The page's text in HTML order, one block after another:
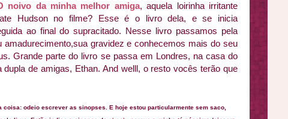
noivo da minha melhor amiga, aquela loirinha irritante
Hudson no filme? Esse é o livro dela, e se inicia
ao final do supracitado. Nesse livro passamos pela
amadurecimento,sua gravidez e conhecemos mais do seu
Grande parte do livro se passa em Londres, na casa do
dupla de amigas, Ethan. And welll, o resto vocês terão que
coisa: odeio escrever as sinopses. E hoje estou particularmente sem saco,